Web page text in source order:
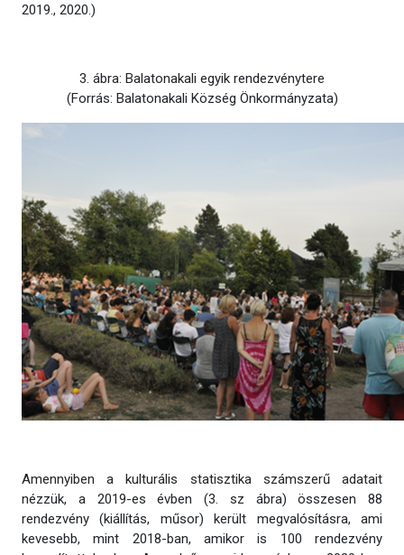
2019., 2020.)
3. ábra: Balatonakali egyik rendezvénytere
(Forrás: Balatonakali Község Önkormányzata)
Amennyiben a kulturális statisztika számszerű adatait
nézzük, a 2019-es évben (3. sz ábra) összesen 88
rendezvény (kiállítás, műsor) került megvalósításra, ami
kevesebb, mint 2018-ban, amikor is 100 rendezvény